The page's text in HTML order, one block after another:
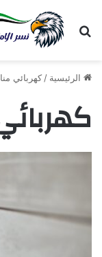
بحث عن
الرئيسية / كهربائي